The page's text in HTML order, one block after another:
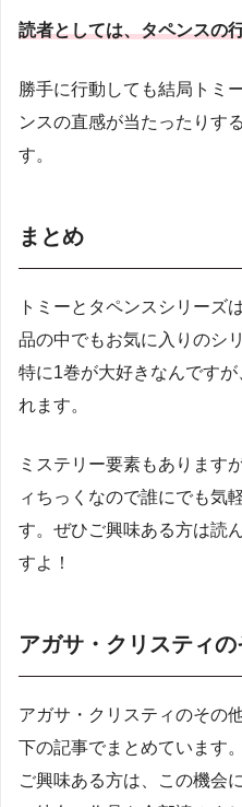
読者としては、タペンスの
勝手に行動しても結局トミ
ンスの直感が当たったりす
す。
まとめ
トミーとタペンスシリーズ
品の中でもお気に入りのシ
特に1巻が大好きなんです
れます。
ミステリー要素もあります
ィちっくなので誰にでも気
す。ぜひご興味ある方は読
すよ！
アガサ・クリスティ
アガサ・クリスティのその
下の記事でまとめています。
ご興味ある方は、この機会